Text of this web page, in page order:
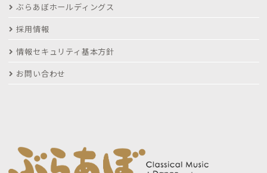
ぶらあぼホールディングス
採用情報
情報セキュリティ基本方針
お問い合わせ